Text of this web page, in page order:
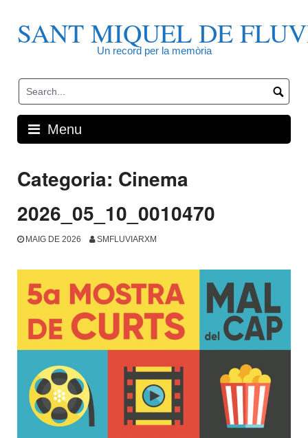
contentSANT MIQUEL DE
Un record per la memòria
Menu
Categoria: Cinema
2026_05_10_0010470
MAIG DE 2026 SMFLUVIARXM